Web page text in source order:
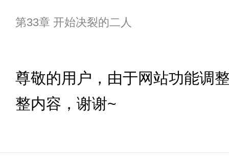
第33章 开始决裂的二人
尊敬的用户，由于网站功能调
整内容，谢谢~